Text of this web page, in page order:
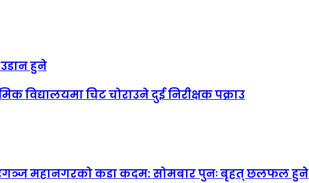
हुने
विद्यालयमा चिट चोराउने दुई निरीक्षक पक्राउ
महानगरको कडा कदम: सोमबार पुनः बृहत् छलफल हुने